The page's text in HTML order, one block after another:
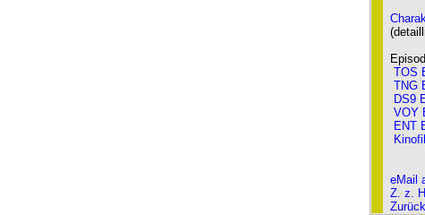
TOS
TNG
DS9
VOY
ENT
eMail
Z. z.